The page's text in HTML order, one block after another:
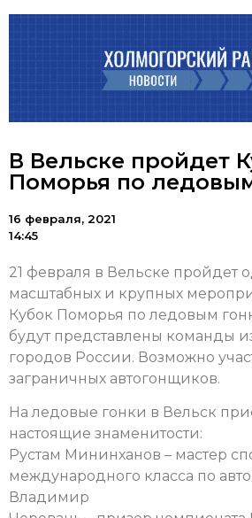
В Вельске пройдет
Поморья по
16 февраля, 2021
14:45
21 февраля в Вельске пройдет
масштабных и крупных
Кубок Поморья по ледовым
будут представлены команды
городов России. Возможно
заграничных автогонщиков.
На ледовые гонки в Вельск
настоящие знаменитости:
Рустам Мининханов – мастер
международного класса по
Владимир